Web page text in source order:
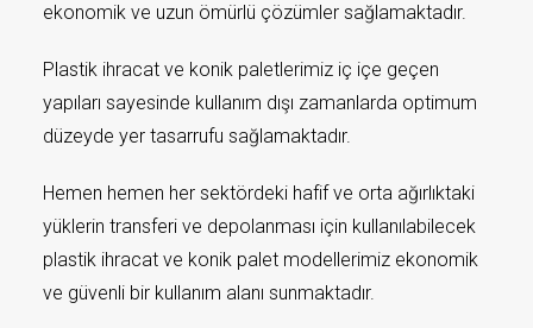
ekonomik ve uzun ömürlü çözümler sağlamaktadır.
Plastik ihracat ve konik paletlerimiz iç içe geçen
yapıları sayesinde kullanım dışı zamanlarda optimum
düzeyde yer tasarrufu sağlamaktadır.
Hemen hemen her sektördeki hafif ve orta ağırlıktaki
yüklerin transferi ve depolanması için kullanılabilecek
plastik ihracat ve konik palet modellerimiz ekonomik
ve güvenli bir kullanım alanı sunmaktadır.